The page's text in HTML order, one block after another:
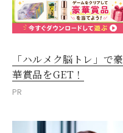
「ハルメク脳トレ」で豪
華賞品をGET！
PR